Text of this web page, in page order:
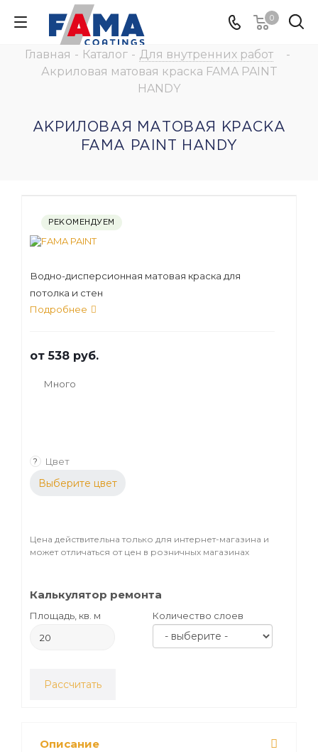
0
Главная - Каталог - Для внутренних работ
-
Акриловая матовая краска FAMA PAINT
HANDY
АКРИЛОВАЯ МАТОВАЯ КРАСКА
FAMA PAINT HANDY
РЕКОМЕНДУЕМ
Водно-дисперсионная матовая краска для
потолка и стен
Подробнее
от538 руб.
Много
? Цвет
Выберите цвет
Цена действительна только для интернет-магазина и
может отличаться от цен в розничных магазинах
Калькулятор ремонта
Площадь, кв. м Количество слоев
Рассчитать
Описание